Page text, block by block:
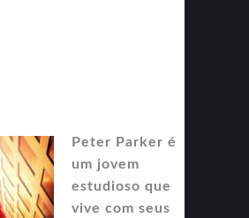
Peter Parker é
um jovem
estudioso que
vive com seus